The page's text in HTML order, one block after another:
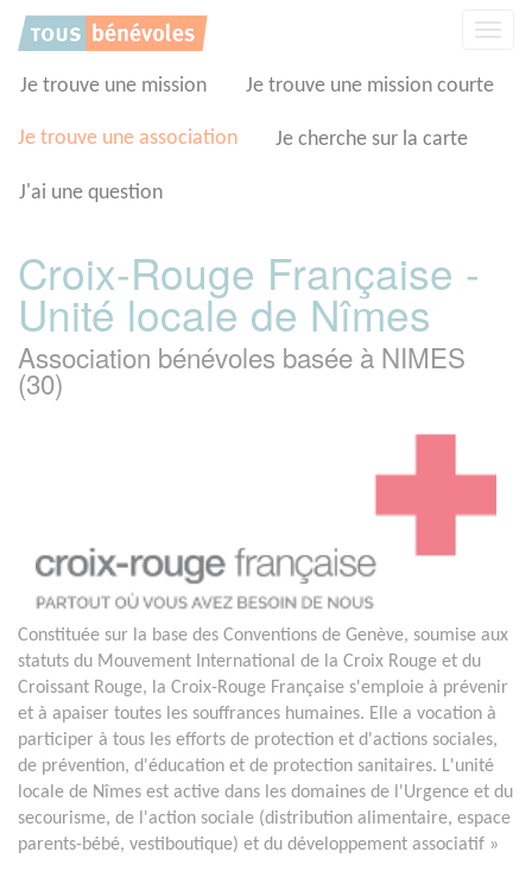
Je trouve une mission Je trouve une mission courte
Je trouve une association Je cherche sur la carte
J'ai une question
Croix-Rouge Française -
Unité locale de Nîmes
Association bénévoles basée à NIMES
(30)
Constituée sur la base des Conventions de Genève, soumise aux
statuts du Mouvement International de la Croix Rouge et du
Croissant Rouge, la Croix-Rouge Française s'emploie à prévenir
et à apaiser toutes les souffrances humaines. Elle a vocation à
participer à tous les efforts de protection et d'actions sociales,
de prévention, d'éducation et de protection sanitaires. L'unité
locale de Nîmes est active dans les domaines de l'Urgence et du
secourisme, de l'action sociale (distribution alimentaire, espace
parents-bébé, vestiboutique) et du développement associatif »
Panneau de gestion des cookies